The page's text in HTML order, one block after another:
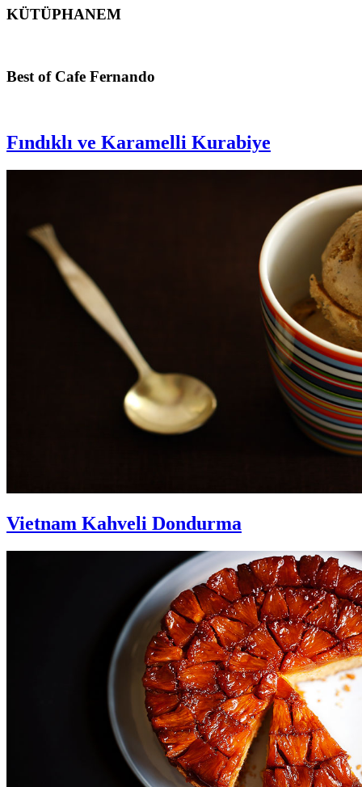
KÜTÜPHANEM
Footer
Best of Cafe Fernando
Fındıklı ve Karamelli Kurabiye
Vietnam Kahveli Dondurma